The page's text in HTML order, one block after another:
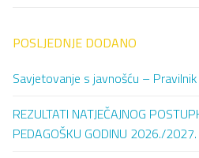
POSLJEDNJE DODANO
Savjetovanje s javnošću –
REZULTATI NATJEČAJNOG
PEDAGOŠKU GODINU 2026./2027.